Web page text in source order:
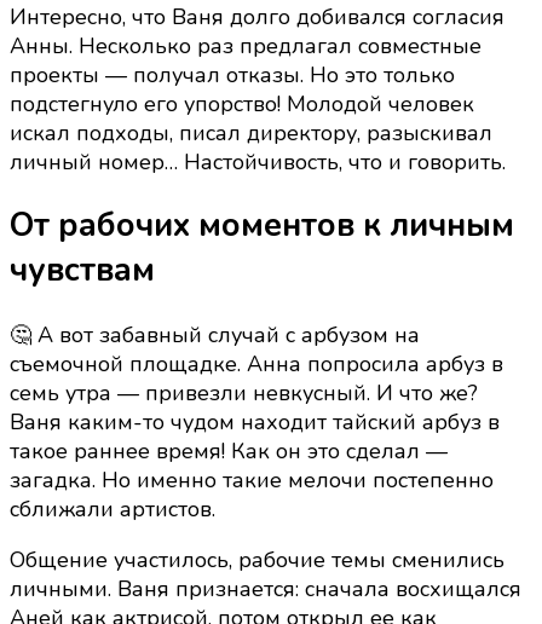
Интересно, что Ваня долго добивался согласия
Анны. Несколько раз предлагал совместные
проекты — получал отказы. Но это только
подстегнуло его упорство! Молодой человек
искал подходы, писал директору, разыскивал
личный номер… Настойчивость, что и говорить.
От рабочих моментов к личным
чувствам
🤔 А вот забавный случай с арбузом на
съемочной площадке. Анна попросила арбуз в
семь утра — привезли невкусный. И что же?
Ваня каким-то чудом находит тайский арбуз в
такое раннее время! Как он это сделал —
загадка. Но именно такие мелочи постепенно
сближали артистов.
Общение участилось, рабочие темы сменились
личными. Ваня признается: сначала восхищался
Аней как актрисой, потом открыл ее как